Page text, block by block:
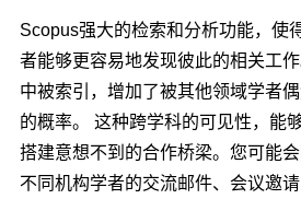
Scopus强大的检索和分析功能，使
者能够更容易地发现彼此的相关工
中被索引，增加了被其他领域学者
的概率。 这种跨学科的可见性，能
搭建意想不到的合作桥梁。您可能
不同机构学者的交流邮件、会议邀